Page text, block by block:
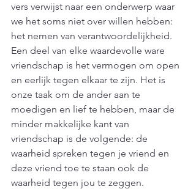
vers verwijst naar een onderwerp waar
we het soms niet over willen hebben:
het nemen van verantwoordelijkheid.
Een deel van elke waardevolle ware
vriendschap is het vermogen om open
en eerlijk tegen elkaar te zijn. Het is
onze taak om de ander aan te
moedigen en lief te hebben, maar de
minder makkelijke kant van
vriendschap is de volgende: de
waarheid spreken tegen je vriend en
deze vriend toe te staan ook de
waarheid tegen jou te zeggen.